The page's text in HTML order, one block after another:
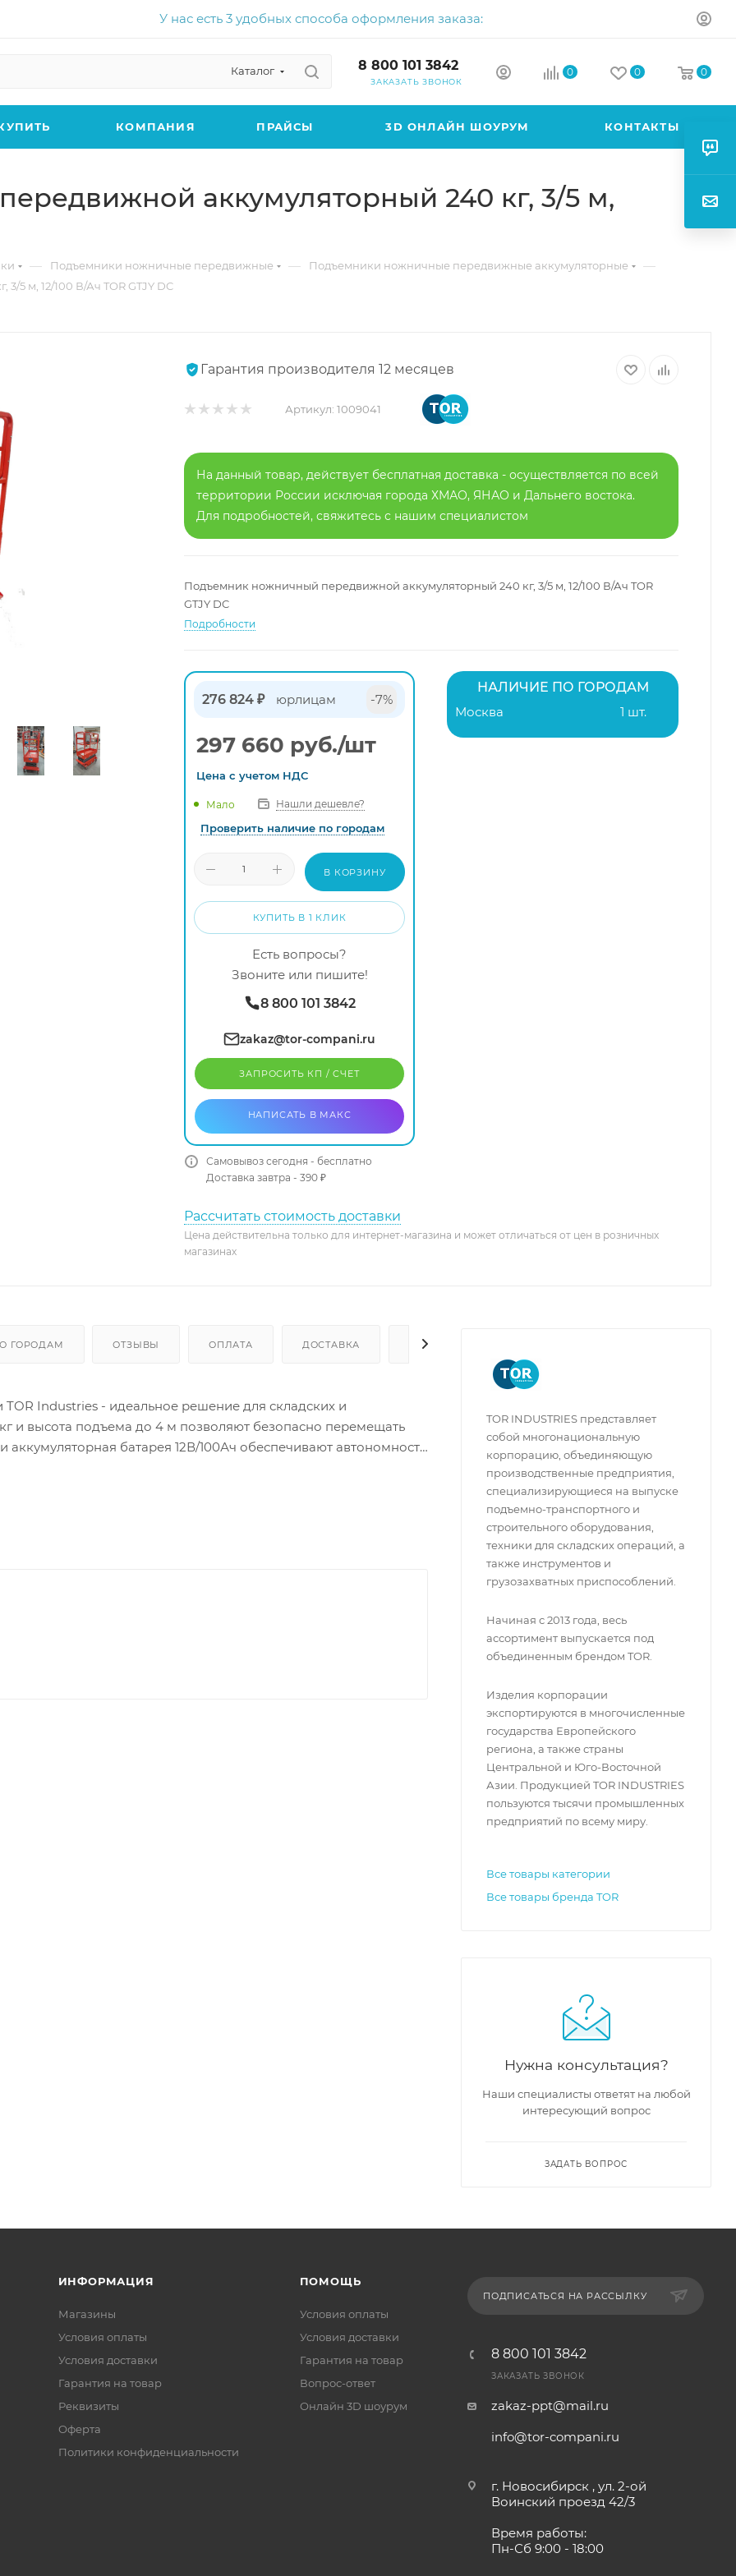
У нас есть 3 удобных способа оформления заказа:
Каталог 8 800 101 3842
ЗАКАЗАТЬ ЗВОНОК
0 0 0
КОМПАНИЯ ПРАЙСЫ 3D ОНЛАЙН ШОУРУМ КОНТАКТЫ
аккумуляторный 240 кг, 3/5 м,
— Подъемники ножничные передвижные — Подъемники ножничные передвижные аккумуляторные —
м, 12/100 В/Ач TOR GTJY DC
Гарантия производителя 12 месяцев
Артикул: 1009041
На данный товар, действует бесплатная доставка - осуществляется по всей
территории России исключая города ХМАО, ЯНАО и Дальнего востока.
Для подробностей, свяжитесь с нашим специалистом
Подъемник ножничный передвижной аккумуляторный 240 кг, 3/5 м, 12/100 В/Ач TOR
GTJY DC
Подробности
276 824 ₽ юрлицам -7%
297 660 руб./шт
Цена с учетом НДС
Мало Нашли дешевле?
Проверить наличие по городам
В КОРЗИНУ
КУПИТЬ В 1 КЛИК
Есть вопросы?
Звоните или пишите!
8 800 101 3842
zakaz@tor-compani.ru
ЗАПРОСИТЬ КП / CЧЕТ
НАПИСАТЬ В МАКС
Самовывоз сегодня - бесплатно
Доставка завтра - 390 ₽
НАЛИЧИЕ ПО ГОРОДАМ
Москва
1 шт.
Рассчитать стоимость доставки
Цена действительна только для интернет-магазина и может отличаться от цен в розничных
магазинах
ГОРОДАМ ОТЗЫВЫ ОПЛАТА ДОСТАВКА ГАРАНТИЯ И СЕРВИС
Industries - идеальное решение для складских и
и высота подъема до 4 м позволяют безопасно перемещать
батарея 12В/100Ач обеспечивают автономность
TOR INDUSTRIES представляет
собой многонациональную
корпорацию, объединяющую
производственные предприятия,
специализирующиеся на выпуске
подъемно-транспортного и
строительного оборудования,
техники для складских операций, а
также инструментов и
грузозахватных приспособлений.
Начиная с 2013 года, весь
ассортимент выпускается под
объединенным брендом TOR.
Изделия корпорации
экспортируются в многочисленные
государства Европейского
региона, а также страны
Центральной и Юго-Восточной
Азии. Продукцией TOR INDUSTRIES
пользуются тысячи промышленных
предприятий по всему миру.
Все товары категории
Все товары бренда TOR
Нужна консультация?
Наши специалисты ответят на любой
интересующий вопрос
ЗАДАТЬ ВОПРОС
ИНФОРМАЦИЯ
Магазины
Условия оплаты
Условия доставки
Гарантия на товар
Реквизиты
Оферта
Политики конфиденциальности
ПОМОЩЬ
Условия оплаты
Условия доставки
Гарантия на товар
Вопрос-ответ
Онлайн 3D шоурум
ПОДПИСАТЬСЯ НА РАССЫЛКУ
8 800 101 3842
ЗАКАЗАТЬ ЗВОНОК
zakaz-ppt@mail.ru
info@tor-compani.ru
г. Новосибирск , ул. 2-ой
Воинский проезд 42/3
Время работы:
Пн-Сб 9:00 - 18:00